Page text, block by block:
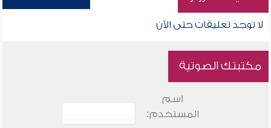
لا توجد تعليقات حتى الآن
مكتبتك الصوتية
اسم
المستخدم: